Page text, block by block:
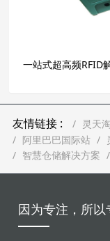
一站式超高频
友情链接 : 灵天
阿里巴巴国际站
智慧仓储解决方案
因为专注，所以